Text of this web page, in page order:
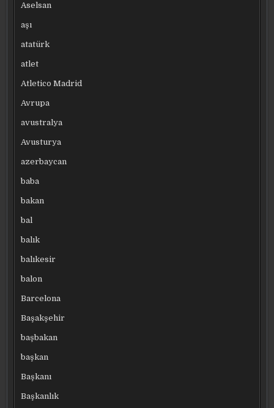
Aselsan
aşı
atatürk
atlet
Atletico Madrid
Avrupa
avustralya
Avusturya
azerbaycan
baba
bakan
bal
balık
balıkesir
balon
Barcelona
Başakşehir
başbakan
başkan
Başkanı
Başkanlık